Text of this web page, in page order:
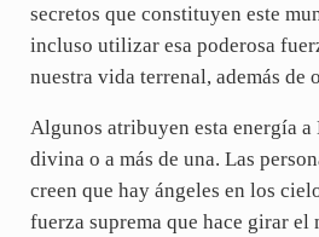
secretos que constituyen este
incluso utilizar esa poderosa
nuestra vida terrenal, además de
Algunos atribuyen esta energía
divina o a más de una. Las
creen que hay ángeles en los
fuerza suprema que hace girar el